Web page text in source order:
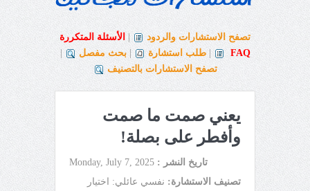
تصفح الاستشارات والردود
الأسئلة المتكررة
FAQ
طلب استشارة بحث مفصل
تصفح الاستشارات بالتصنيف
يعني صمت ما صمت
وأفطر على بصلة!
تاريخ النشر : Monday, July 7, 2025
تصنيف الاستشارة: نفسي عائلي: اختيار